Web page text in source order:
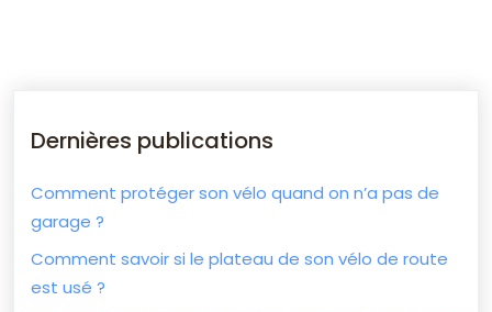
Dernières publications
Comment protéger son vélo quand on n’a pas de
garage ?
Comment savoir si le plateau de son vélo de route
est usé ?